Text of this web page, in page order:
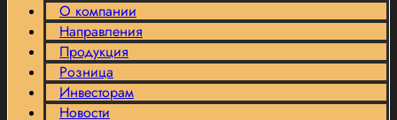
О компании
Направления
Продукция
Розница
Инвесторам
Новости